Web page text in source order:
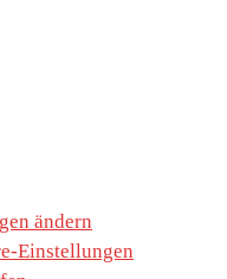
ändern
Einstellungen